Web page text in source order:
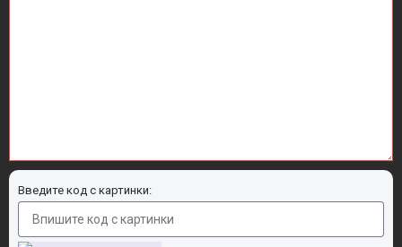
Введите код с картинки: